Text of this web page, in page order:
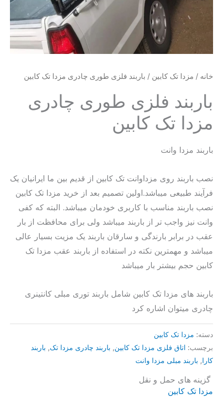
خانه / مزدا تک کابین / باربند فلزی طوری چادری مزدا تک کابین
باربند فلزی طوری چادری
مزدا تک کابین
باربند مزدا وانت
نصب باربند روی مزداوانت تک کابین از قدیم بین ما ایرانیان یک
فرآیند طبیعی میباشد.اولین تصمیم بعد از خرید مزدا تک کابین
نصب باربند مناسب با کاربری خودمان میباشد. البته که کفی
وانت نیز واجب تر از باربند میباشد ولی برای محافظت از بار
عقب در برابر بارندگی و سارقان باربند یک مزیت بسیار عالی
میباشد و مهمترین نکته در استفاده از باربند عقب مزدا تک
کابین حجم بیشتر بار میباشد
باربند های مزدا تک کابین شامل باربند توری مبلی کانتینری
چادری میتوان اشاره کرد
دسته: مزدا تک کابین
برچسب: اتاق فلزی مزدا تک کابین, باربند چادری مزدا تک, باربند
کارا, باربند مبلی مزدا وانت
گزینه های حمل و نقل
مزدا تک کابین